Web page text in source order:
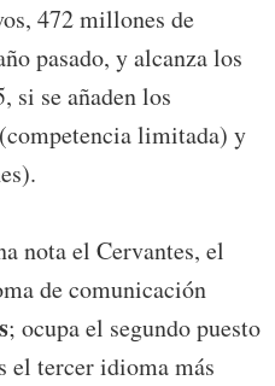
472 millones de
pasado, y alcanza los
si se añaden los
limitada) y
nota el Cervantes, el
de comunicación
; ocupa el segundo puesto
el tercer idioma más